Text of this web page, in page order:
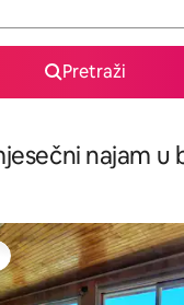
Pretraži
najam u
s oznakom